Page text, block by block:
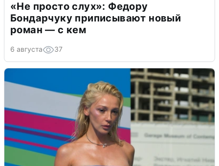
«Не просто слух»: Федору
Бондарчуку приписывают новый
роман — с кем
6 августа 37